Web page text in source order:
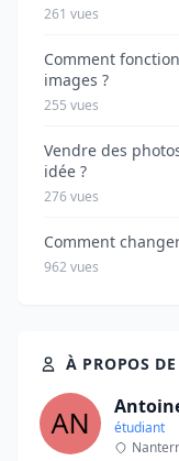
261 vues
Comment
images ?
255 vues
Vendre des
idée ?
276 vues
Comment
962 vues
À PROPOS
étudiant